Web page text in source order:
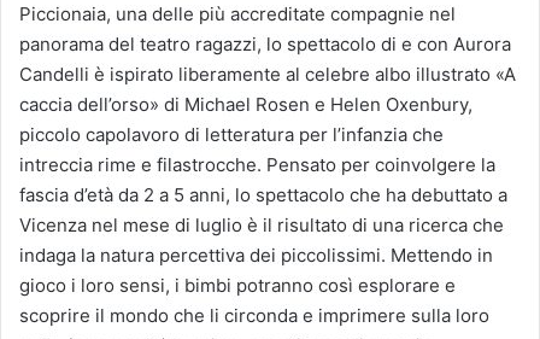
Piccionaia, una delle più accreditate compagnie nel
panorama del teatro ragazzi, lo spettacolo di e con Aurora
Candelli è ispirato liberamente al celebre albo illustrato «A
caccia dell’orso» di Michael Rosen e Helen Oxenbury,
piccolo capolavoro di letteratura per l’infanzia che
intreccia rime e filastrocche. Pensato per coinvolgere la
fascia d’età da 2 a 5 anni, lo spettacolo che ha debuttato a
Vicenza nel mese di luglio è il risultato di una ricerca che
indaga la natura percettiva dei piccolissimi. Mettendo in
gioco i loro sensi, i bimbi potranno così esplorare e
scoprire il mondo che li circonda e imprimere sulla loro